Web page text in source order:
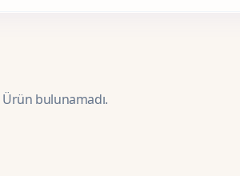
Ürün bulunamadı.